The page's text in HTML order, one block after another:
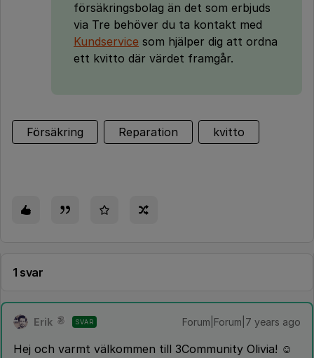
försäkringsbolag än det som erbjuds
via Tre behöver du ta kontakt med
Kundservice som hjälper dig att ordna
ett kvitto där värdet framgår.
Försäkring Reparation kvitto
1 svar
Erik SVAR Forum|Forum|7 years ago
Hej och varmt välkommen till 3Community Olivia! ☺️